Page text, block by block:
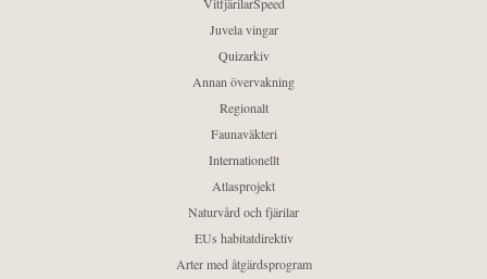
Juvela vingar
Quizarkiv
Annan övervakning
Regionalt
Faunaväkteri
Internationellt
Atlasprojekt
Naturvård och fjärilar
EUs habitatdirektiv
Arter med åtgärdsprogram